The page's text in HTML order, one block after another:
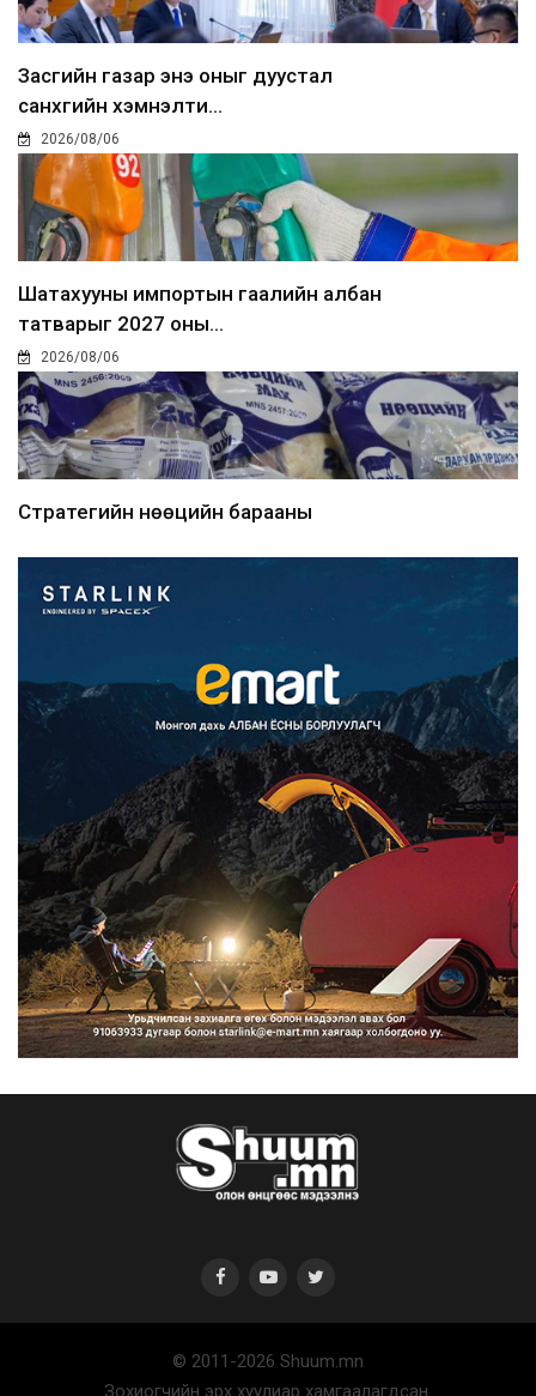
Засгийн газар энэ оныг дуустал
санхүүгийн хэмнэлти...
2026/08/06
Шатахууны импортын гаалийн албан
татварыг 2027 оны...
2026/08/06
Стратегийн нөөцийн барааны
Монгол Улс COP17 бага хуралд 6.5
тэрбум ам.доллары...
2026/08/06
“Улаанбаатар трам” төсөл
хэрэгжсэнээр жилд 446...
2026/08/06
Автомашины улсын дугаар тэгш
тоогоор төгссөн бол ө...
Улаанбаатарт өдөртөө 29 хэм
© 2011-2026 Shuum.mn
Зохиогчийн эрх хуулиар хамгаалагдсан.